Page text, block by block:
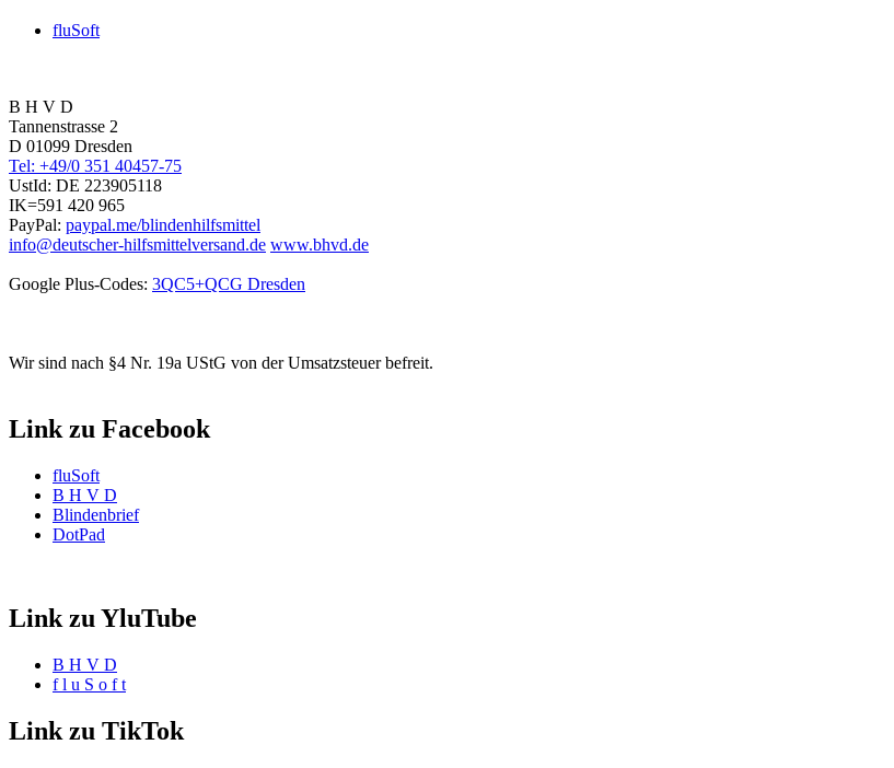
fluSoft
B H V D
Tannenstrasse 2
D 01099 Dresden
Tel: +49/0 351 40457-75
UstId: DE 223905118
IK=591 420 965
PayPal: paypal.me/blindenhilfsmittel
info@deutscher-hilfsmittelversand.de www.bhvd.de
Google Plus-Codes: 3QC5+QCG Dresden
Wir sind nach §4 Nr. 19a UStG von der Umsatzsteuer befreit.
Link zu Facebook
fluSoft
B H V D
Blindenbrief
DotPad
Link zu YluTube
B H V D
f l u S o f t
Link zu TikTok